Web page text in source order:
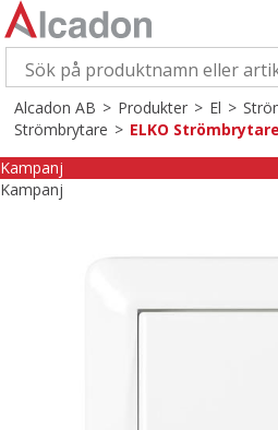
Alcadon AB>Produkter>El>
Strömbrytare>ELKO
Kampanj